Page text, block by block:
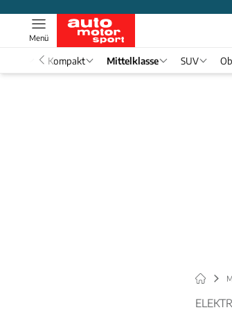
Menü
Kompakt Mittelklasse SUV